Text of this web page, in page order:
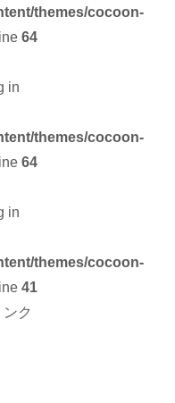
themes/cocoon-
64
in
themes/cocoon-
64
in
themes/cocoon-
41
ク